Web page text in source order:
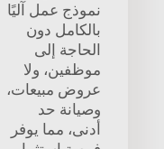
نموذج عمل آليًا
بالكامل دون
الحاجة إلى
موظفين، ولا
عروض مبيعات،
وصيانة حد
أدنى، مما يوفر